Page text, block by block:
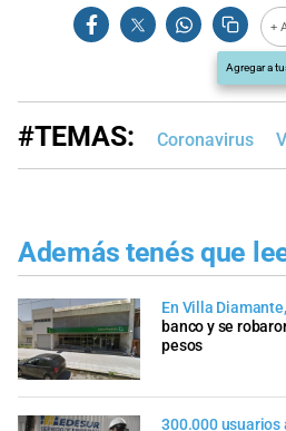
+
Agregar a
#TEMAS: Coronavirus
Además tenés que
En Villa
banco y se
pesos
300.000 usuarios